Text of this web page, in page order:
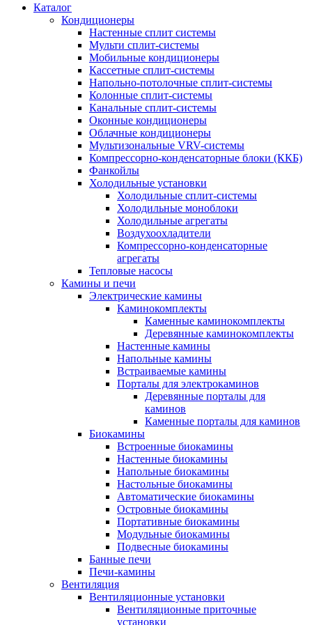
Каталог
Кондиционеры
Настенные сплит системы
Мульти сплит-системы
Мобильные кондиционеры
Кассетные сплит-системы
Напольно-потолочные сплит-системы
Колонные сплит-системы
Канальные сплит-системы
Оконные кондиционеры
Облачные кондиционеры
Мультизональные VRV-системы
Компрессорно-конденсаторные блоки (ККБ)
Фанкойлы
Холодильные установки
Холодильные сплит-системы
Холодильные моноблоки
Холодильные агрегаты
Воздухоохладители
Компрессорно-конденсаторные
агрегаты
Тепловые насосы
Камины и печи
Электрические камины
Каминокомплекты
Каменные каминокомплекты
Деревянные каминокомплекты
Настенные камины
Напольные камины
Встраиваемые камины
Порталы для электрокаминов
Деревянные порталы для
каминов
Каменные порталы для каминов
Биокамины
Встроенные биокамины
Настенные биокамины
Напольные биокамины
Настольные биокамины
Автоматические биокамины
Островные биокамины
Портативные биокамины
Модульные биокамины
Подвесные биокамины
Банные печи
Печи-камины
Вентиляция
Вентиляционные установки
Вентиляционные приточные
установки